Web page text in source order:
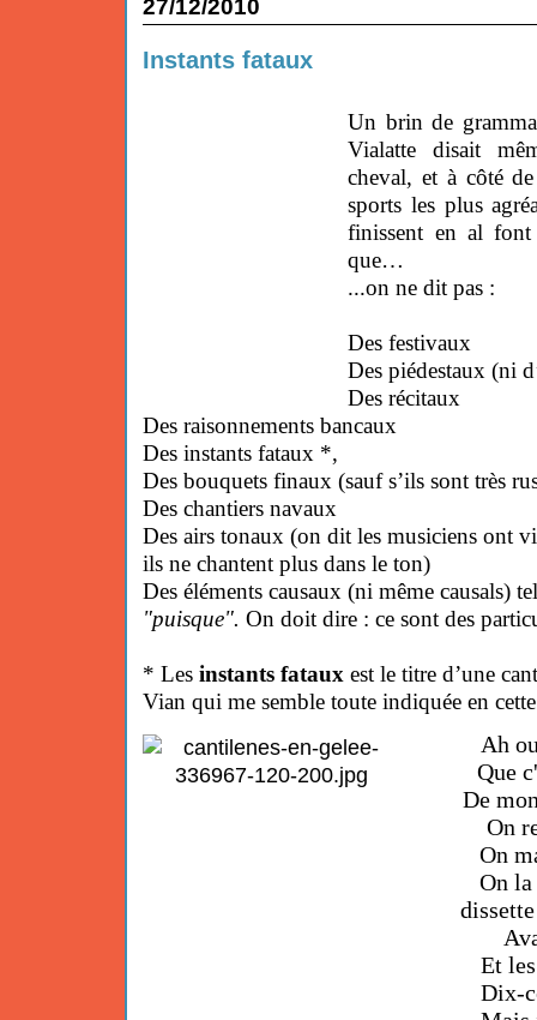
27/12/2010
Instants fataux
Un brin de
Vialatte disait
cheval, et à côté
sports les plus
finissent en al
que…
...on ne dit pas :
Des festivaux
Des piédestaux (ni
Des récitaux
Des raisonnements bancaux
Des instants fataux *,
Des bouquets finaux (sauf s’ils sont très
Des chantiers navaux
Des airs tonaux (on dit les musiciens ont
ils ne chantent plus dans le ton)
Des éléments causaux (ni même causals)
"puisque". On doit dire : ce sont des
* Lesinstants fataux est le titre d’une
Vian qui me semble toute indiquée en
Ah
Que
De
On
On
On
Et
Dix-